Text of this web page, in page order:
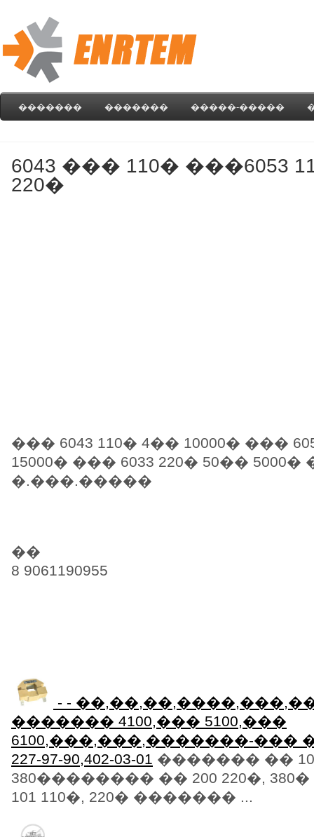
������� ������� �����-�����
6043 ��� 110� ���6053
220�
��� 6043 110� 4�� 10000� ���
15000� ��� 6033 220� 50��
�.���.�����
��
8 9061190955
- -
������� 4100,��� 5100,���
6100,���,���,�������-���
227-97-90,402-03-01 ������� ��
380�������� �� 200 220�,
101 110�, 220� ������� ...